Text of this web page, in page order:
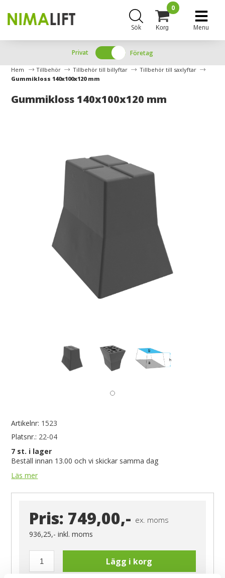
Sök Korg
0
Menu
Privat Företag
Hem Tillbehör Tillbehör till billyftar
Tillbehör till saxlyftar
Gummikloss 140x100x120 mm
Gummikloss 140x100x120 mm
Artikelnr: 1523
Platsnr.: 22-04
7 st. i lager
Beställ innan 13.00 och vi skickar samma dag
Läs mer
Pris: 749,00,- ex. moms
936,25,-inkl. moms
Lägg i korg